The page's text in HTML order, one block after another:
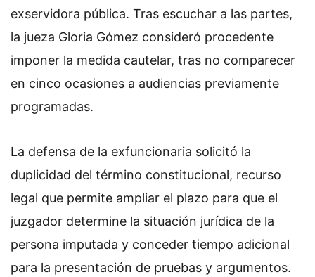
exservidora pública. Tras escuchar a las partes,
la jueza Gloria Gómez consideró procedente
imponer la medida cautelar, tras no comparecer
en cinco ocasiones a audiencias previamente
programadas.
La defensa de la exfuncionaria solicitó la
duplicidad del término constitucional, recurso
legal que permite ampliar el plazo para que el
juzgador determine la situación jurídica de la
persona imputada y conceder tiempo adicional
para la presentación de pruebas y argumentos.